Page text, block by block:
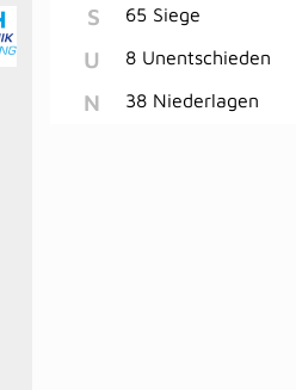
S 65 Siege
U 8 Unentschieden
N 38 Niederlagen